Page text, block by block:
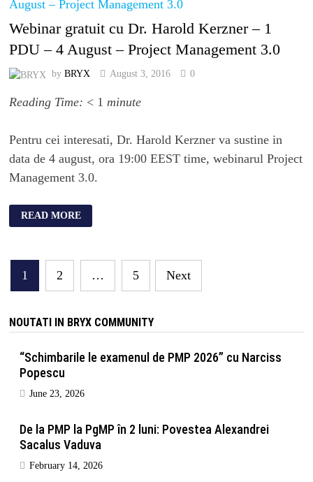
Webinar gratuit cu Dr. Harold Kerzner – 1
PDU – 4 August – Project Management 3.0
by BRYX August 3, 2016 0
Reading Time: < 1 minute
Pentru cei interesati, Dr. Harold Kerzner va sustine in
data de 4 august, ora 19:00 EEST time, webinarul Project
Management 3.0.
READ MORE
Posts
navigation
1 2 … 5 Next
NOUTATI IN BRYX COMMUNITY
“Schimbarile le examenul de PMP 2026” cu Narciss
Popescu
June 23, 2026
De la PMP la PgMP în 2 luni: Povestea Alexandrei
Sacalus Vaduva
February 14, 2026